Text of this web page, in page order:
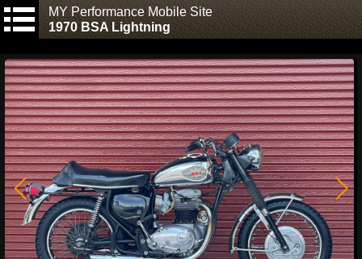
MY Performance Mobile Site
1970 BSA Lightning